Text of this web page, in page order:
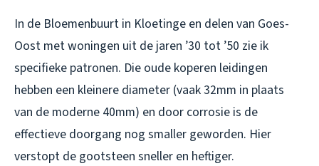
In de Bloemenbuurt in Kloetinge en delen van Goes-
Oost met woningen uit de jaren ’30 tot ’50 zie ik
specifieke patronen. Die oude koperen leidingen
hebben een kleinere diameter (vaak 32mm in plaats
van de moderne 40mm) en door corrosie is de
effectieve doorgang nog smaller geworden. Hier
verstopt de gootsteen sneller en heftiger.